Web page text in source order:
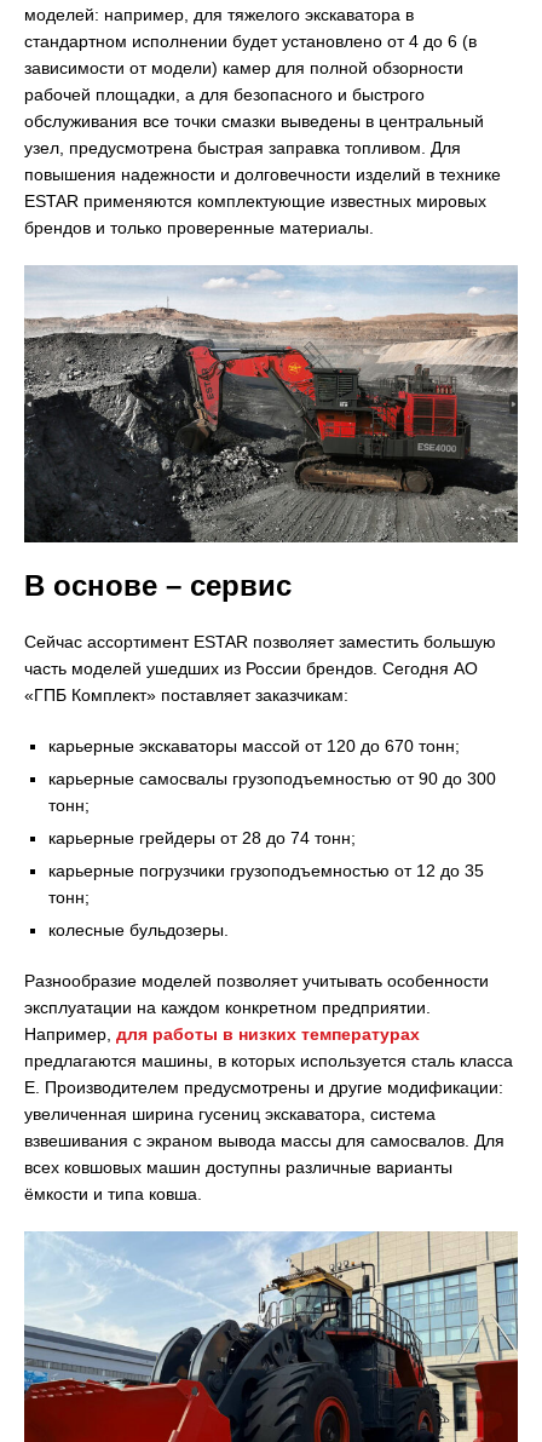
моделей: например, для тяжелого экскаватора в
стандартном исполнении будет установлено от 4 до 6 (в
зависимости от модели) камер для полной обзорности
рабочей площадки, а для безопасного и быстрого
обслуживания все точки смазки выведены в центральный
узел, предусмотрена быстрая заправка топливом. Для
повышения надежности и долговечности изделий в технике
ESTAR применяются комплектующие известных мировых
брендов и только проверенные материалы.
В основе – сервис
Сейчас ассортимент ESTAR позволяет заместить большую
часть моделей ушедших из России брендов. Сегодня АО
«ГПБ Комплект» поставляет заказчикам:
карьерные экскаваторы массой от 120 до 670 тонн;
карьерные самосвалы грузоподъемностью от 90 до 300
тонн;
карьерные грейдеры от 28 до 74 тонн;
карьерные погрузчики грузоподъемностью от 12 до 35
тонн;
колесные бульдозеры.
Разнообразие моделей позволяет учитывать особенности
эксплуатации на каждом конкретном предприятии.
Например, для работы в низких температурах
предлагаются машины, в которых используется сталь класса
Е. Производителем предусмотрены и другие модификации:
увеличенная ширина гусениц экскаватора, система
взвешивания с экраном вывода массы для самосвалов. Для
всех ковшовых машин доступны различные варианты
ёмкости и типа ковша.